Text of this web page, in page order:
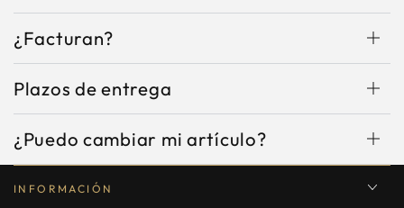
¿Facturan?
Plazos de entrega
¿Puedo cambiar mi artículo?
INFORMACIÓN